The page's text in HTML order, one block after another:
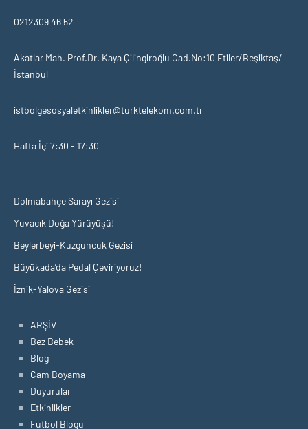
0212309 46 52
Akatlar Mah. Prof.Dr. Kaya Çilingiroğlu Cad.No:10 Etiler/Beşiktaş/
İstanbul
istbolgesosyaletkinlikler@turktelekom.com.tr
Hafta İçi 7:30 - 17:30
Dolmabahçe Sarayı Gezisi
Yuvacık Doğa Yürüyüşü!
Beylerbeyi-Kuzguncuk Gezisi
Büyükada’da Pedal Çeviriyoruz!
İznik-Yalova Gezisi
ARŞİV
Bez Bebek
Blog
Cam Boyama
Duyurular
Etkinlikler
Futbol Blogu